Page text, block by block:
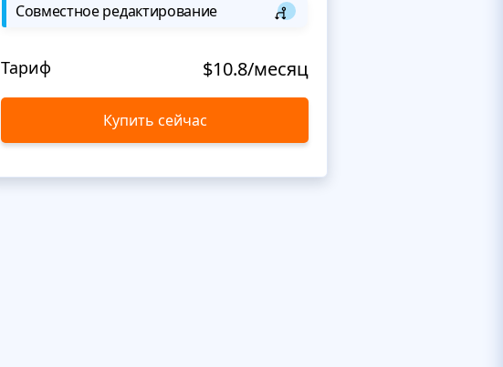
Совместное редактирование
Тариф $10.8/месяц
Купить сейчас